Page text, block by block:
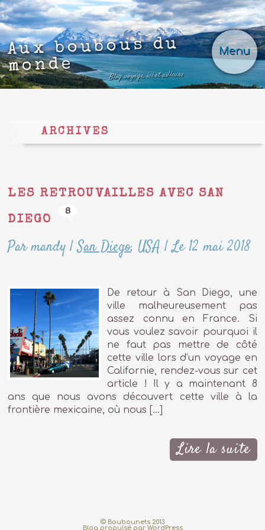
Menu
Aux boubous du
monde
Blog voyage, ici et ailleurs
ARCHIVES
LES RETROUVAILLES AVEC SAN
DIEGO
8
Par mandy |San Diego, USA|Le 12 mai 2018
De retour à San Diego, une
ville malheureusement pas
assez connu en France. Si
vous voulez savoir pourquoi il
ne faut pas mettre de côté
cette ville lors d’un voyage en
Californie, rendez-vous sur cet
article ! Il y a maintenant 8
ans que nous avons découvert cette ville à la
frontière mexicaine, où nous […]
Lire la suite
© Boubounets 2013
Blog propulsé par WordPress